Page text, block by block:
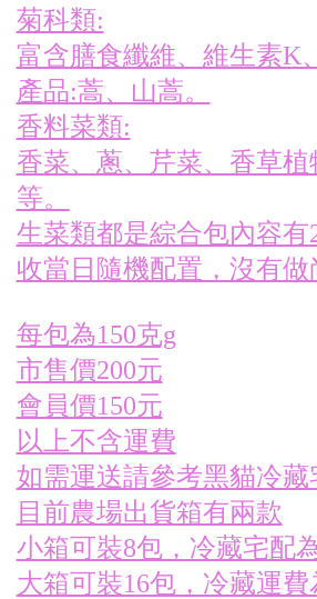
菊科類:
富含膳食纖維、維生素K
產品:蒿、山蒿。
香料菜類:
香菜、蔥、芹菜、香草
等。
生菜類都是綜合包內容有
收當日隨機配置，沒有做
每包為150克g
市售價200元
會員價150元
以上不含運費
如需運送請參考黑貓冷藏
目前農場出貨箱有兩款
小箱可裝8包，冷藏宅配為
大箱可裝16包，冷藏運費